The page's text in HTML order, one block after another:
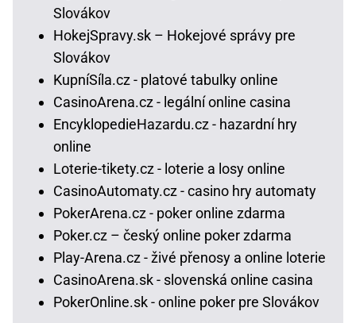
Slovákov
HokejSpravy.sk – Hokejové správy pre
Slovákov
KupníSíla.cz - platové tabulky online
CasinoArena.cz - legální online casina
EncyklopedieHazardu.cz - hazardní hry
online
Loterie-tikety.cz - loterie a losy online
CasinoAutomaty.cz - casino hry automaty
PokerArena.cz - poker online zdarma
Poker.cz – český online poker zdarma
Play-Arena.cz - živé přenosy a online loterie
CasinoArena.sk - slovenská online casina
PokerOnline.sk - online poker pre Slovákov